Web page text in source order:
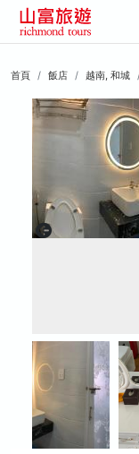
首頁 飯店 越南, 和城